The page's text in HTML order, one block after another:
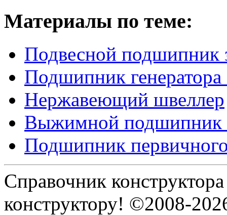
Материалы по теме:
Подвесной подшипник
Подшипник генератора
Нержавеющий швеллер
Выжимной подшипник
Подшипник
Справочник
конструктору! ©2008-